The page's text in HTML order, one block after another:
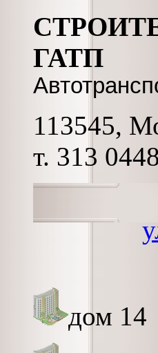
ГАТП
113545,
т. 313
дом 14